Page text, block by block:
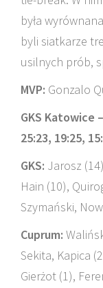
była
byli siatkarze
usilnych prób,
MVP: Gonzalo
GKS Katowice
25:23, 19:25,
GKS: Jarosz
Hain (10),
Szymański,
Cuprum:
Sekita, Kapica
Gierżot (1),